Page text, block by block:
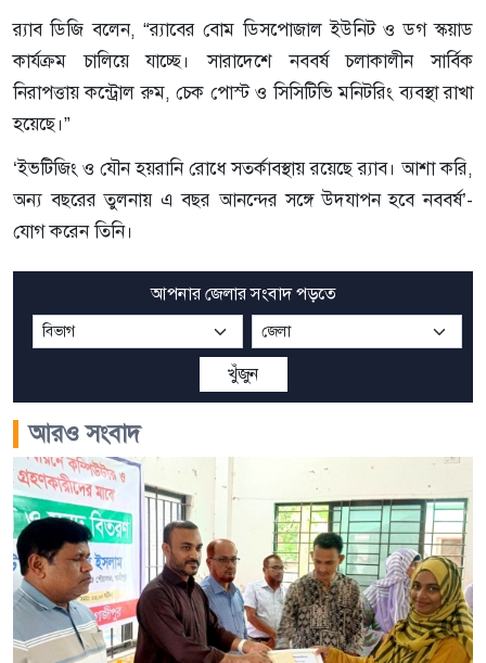
র‌্যাব ডিজি বলেন, “র‌্যাবের বোম ডিসপোজাল ইউনিট ও ডগ স্কয়াড
কার্যক্রম চালিয়ে যাচ্ছে। সারাদেশে নববর্ষ চলাকালীন সার্বিক
নিরাপত্তায় কন্ট্রোল রুম, চেক পোস্ট ও সিসিটিভি মনিটরিং ব্যবস্থা রাখা
হয়েছে।”
‘ইভটিজিং ও যৌন হয়রানি রোধে সতর্কাবস্থায় রয়েছে র‌্যাব। আশা করি,
অন্য বছরের তুলনায় এ বছর আনন্দের সঙ্গে উদযাপন হবে নববর্ষ’-
যোগ করেন তিনি।
আপনার জেলার সংবাদ পড়তে
খুঁজুন
আরও সংবাদ